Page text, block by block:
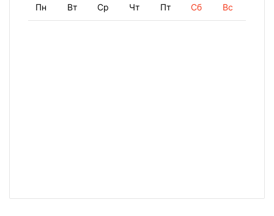
Пн Вт Ср Чт Пт Сб Вс